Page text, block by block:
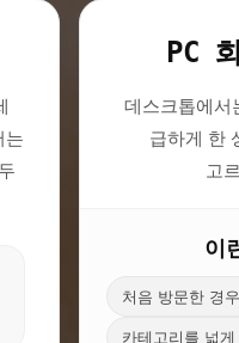
는
PC
데스크톱에서
급하게 한
고
이
처음 방문한 경우
카테고리를 넓